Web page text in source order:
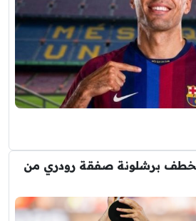
برشلونة صفقة رودري من